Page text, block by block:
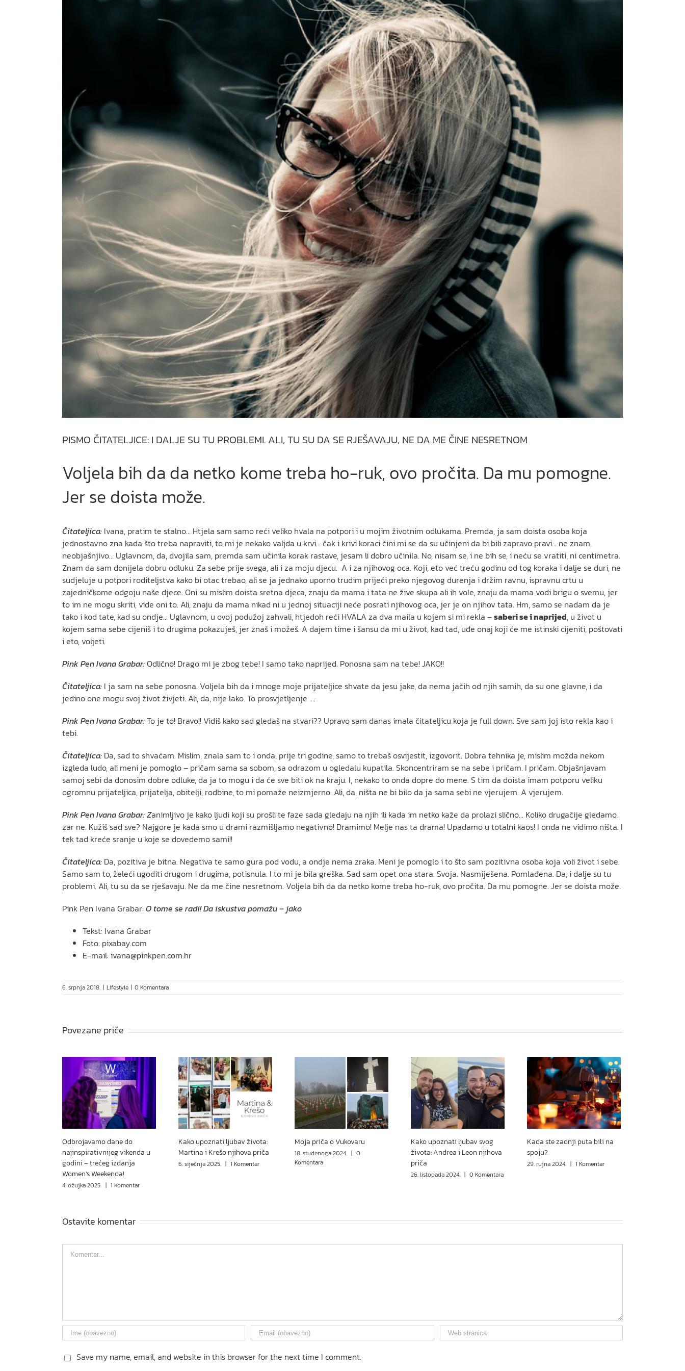
PISMO ČITATELJICE: I DALJE SU TU PROBLEMI. ALI, TU SU DA SE RJEŠAVAJU, NE DA ME ČINE NESRETNOM
Voljela bih da da netko kome treba ho-ruk, ovo pročita. Da mu pomogne.
Jer se doista može.
Čitateljica: Ivana, pratim te stalno… Htjela sam samo reći veliko hvala na potpori i u mojim životnim odlukama. Premda, ja sam doista osoba koja
jednostavno zna kada što treba napraviti, to mi je nekako valjda u krvi… čak i krivi koraci čini mi se da su učinjeni da bi bili zapravo pravi… ne znam,
neobjašnjivo… Uglavnom, da, dvojila sam, premda sam učinila korak rastave, jesam li dobro učinila. No, nisam se, i ne bih se, i neću se vratiti, ni centimetra.
Znam da sam donijela dobru odluku. Za sebe prije svega, ali i za moju djecu. A i za njihovog oca. Koji, eto već treću godinu od tog koraka i dalje se duri, ne
sudjeluje u potpori roditeljstva kako bi otac trebao, ali se ja jednako uporno trudim prijeći preko njegovog durenja i držim ravnu, ispravnu crtu u
zajedničkome odgoju naše djece. Oni su mislim doista sretna djeca, znaju da mama i tata ne žive skupa ali ih vole, znaju da mama vodi brigu o svemu, jer
to im ne mogu skriti, vide oni to. Ali, znaju da mama nikad ni u jednoj situaciji neće posrati njihovog oca, jer je on njihov tata. Hm, samo se nadam da je
tako i kod tate, kad su ondje… Uglavnom, u ovoj podužoj zahvali, htjedoh reći HVALA za dva maila u kojem si mi rekla –saberi se i naprijed, u život u
kojem sama sebe cijeniš i to drugima pokazuješ, jer znaš i možeš. A dajem time i šansu da mi u život, kad tad, uđe onaj koji će me istinski cijeniti, poštovati
i eto, voljeti.
Pink Pen Ivana Grabar:Odlično! Drago mi je zbog tebe! I samo tako naprijed. Ponosna sam na tebe! JAKO!!
Čitateljica: I ja sam na sebe ponosna. Voljela bih da i mnoge moje prijateljice shvate da jesu jake, da nema jačih od njih samih, da su one glavne, i da
jedino one mogu svoj život živjeti. Ali, da, nije lako. To prosvjetljenje ….
Pink Pen Ivana Grabar:To je to! Bravo!! Vidiš kako sad gledaš na stvari?? Upravo sam danas imala čitateljicu koja je full down. Sve sam joj isto rekla kao i
tebi.
Čitateljica: Da, sad to shvaćam. Mislim, znala sam to i onda, prije tri godine, samo to trebaš osvijestit, izgovorit. Dobra tehnika je, mislim možda nekom
izgleda ludo, ali meni je pomoglo – pričam sama sa sobom, sa odrazom u ogledalu kupatila. Skoncentriram se na sebe i pričam. I pričam. Objašnjavam
samoj sebi da donosim dobre odluke, da ja to mogu i da će sve biti ok na kraju. I, nekako to onda dopre do mene. S tim da doista imam potporu veliku
ogromnu prijateljica, prijatelja, obitelji, rodbine, to mi pomaže neizmjerno. Ali, da, ništa ne bi bilo da ja sama sebi ne vjerujem. A vjerujem.
Pink Pen Ivana Grabar: Zanimljivo je kako ljudi koji su prošli te faze sada gledaju na njih ili kada im netko kaže da prolazi slično… Koliko drugačije gledamo,
zar ne. Kužiš sad sve? Najgore je kada smo u drami razmišljamo negativno! Dramimo! Melje nas ta drama! Upadamo u totalni kaos! I onda ne vidimo ništa. I
tek tad kreće sranje u koje se dovedemo sami!!
Čitateljica: Da, pozitiva je bitna. Negativa te samo gura pod vodu, a ondje nema zraka. Meni je pomoglo i to što sam pozitivna osoba koja voli život i sebe.
Samo sam to, želeći ugoditi drugom i drugima, potisnula. I to mi je bila greška. Sad sam opet ona stara. Svoja. Nasmiješena. Pomlađena. Da, i dalje su tu
problemi. Ali, tu su da se rješavaju. Ne da me čine nesretnom. Voljela bih da da netko kome treba ho-ruk, ovo pročita. Da mu pomogne. Jer se doista može.
Pink Pen Ivana Grabar: O tome se radi! Da iskustva pomažu – jako
Tekst: Ivana Grabar
Foto: pixabay.com
E-mail: ivana@pinkpen.com.hr
6. srpnja 2018. | Lifestyle | 0 Komentara
Povezane priče
Odbrojavamo dane do
najinspirativnijeg vikenda u
godini – trećeg izdanja
Women’s Weekenda!
4. ožujka 2025. | 1 Komentar
Kako upoznati ljubav života:
Martina i Krešo njihova priča
6. siječnja 2025. | 1 Komentar
Moja priča o Vukovaru
18. studenoga 2024. | 0
Komentara
Kako upoznati ljubav svog
života: Andrea i Leon njihova
priča
26. listopada 2024. | 0 Komentara
Kada ste zadnji puta bili na
spoju?
29. rujna 2024. | 1 Komentar
Ostavite komentar
Comment
Save my name, email, and website in this browser for the next time I comment.